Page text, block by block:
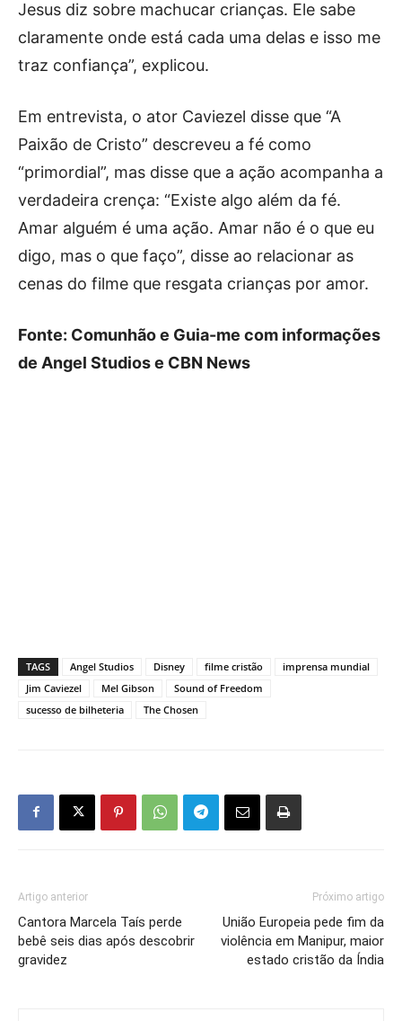
Jesus diz sobre machucar crianças. Ele sabe
claramente onde está cada uma delas e isso me
traz confiança”, explicou.
Em entrevista, o ator Caviezel disse que “A
Paixão de Cristo” descreveu a fé como
“primordial”, mas disse que a ação acompanha a
verdadeira crença: “Existe algo além da fé.
Amar alguém é uma ação. Amar não é o que eu
digo, mas o que faço”, disse ao relacionar as
cenas do filme que resgata crianças por amor.
Fonte: Comunhão e Guia-me com informações
de Angel Studios e CBN News
TAGS Angel Studios Disney filme cristão
imprensa mundial
Jim Caviezel
Mel Gibson
Sound of Freedom
sucesso de bilheteria
The Chosen
Artigo anterior
Cantora Marcela Taís perde
bebê seis dias após descobrir
gravidez
Próximo artigo
União Europeia pede fim da
violência em Manipur, maior
estado cristão da Índia